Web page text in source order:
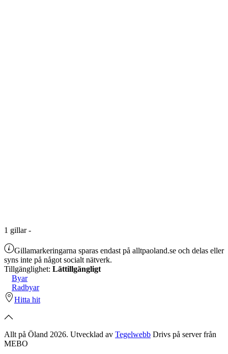
1 gillar-
Gillamarkeringarna sparas endast på alltpaoland.se och delas eller
syns inte på något socialt nätverk.
Tillgänglighet: Lättillgängligt
Byar
Radbyar
Hitta hit
Allt på Öland 2026. Utvecklad av Tegelwebb Drivs på server från
MEBO